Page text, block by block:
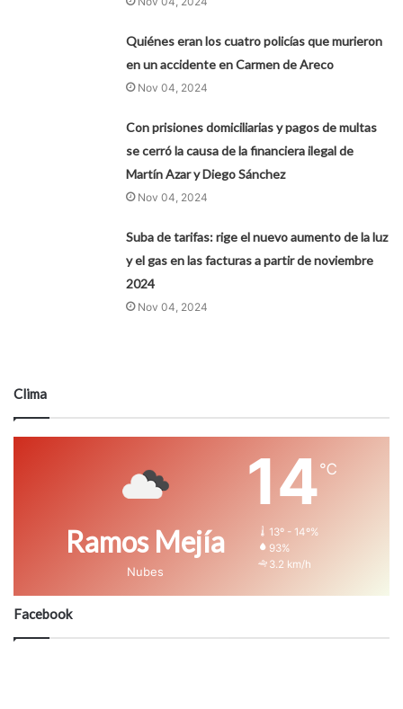
Quiénes eran los cuatro policías que murieron
en un accidente en Carmen de Areco
Nov 04, 2024
Con prisiones domiciliarias y pagos de multas
se cerró la causa de la financiera ilegal de
Martín Azar y Diego Sánchez
Nov 04, 2024
Suba de tarifas: rige el nuevo aumento de la luz
y el gas en las facturas a partir de noviembre
2024
Nov 04, 2024
Clima
Ramos Mejía
Nubes
14℃
13º - 14º%
93%
3.2 km/h
Facebook